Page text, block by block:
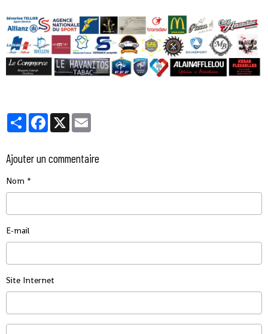
PartagerFacebook
X
Ajouter un commentaire
Nom
E-mail
Site Internet